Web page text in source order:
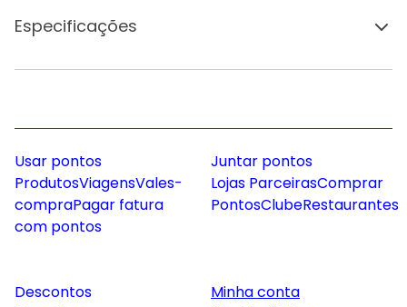
Especificações
Usar pontos
ProdutosViagensVales-
compraPagar fatura
com pontos
Juntar pontos
Lojas ParceirasComprar
PontosClubeRestaurantes
Descontos
Minha conta